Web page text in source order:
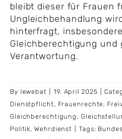
bleibt dieser für Frauen
Ungleichbehandlung
hinterfragt,
Gleichberechtigung und
Verantwortung.
By lewebat 19. April 2025
Dienstpflicht, Frauenrechte,
Gleichberechtigung ,
Politik,Wehrdienst Tags: